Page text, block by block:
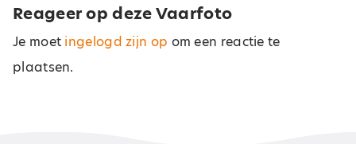
Reageer op deze Vaarfoto
Je moet ingelogd zijn op om een reactie te
plaatsen.